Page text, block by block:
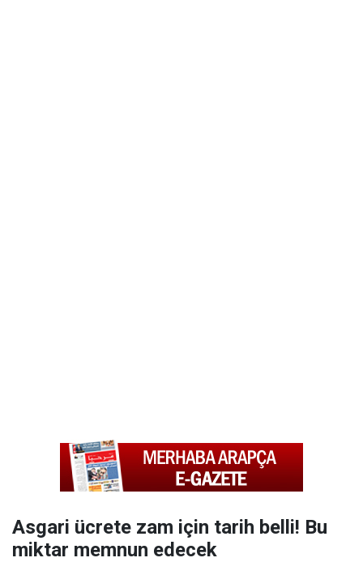
Asgari ücrete zam için tarih belli! Bu
miktar memnun edecek